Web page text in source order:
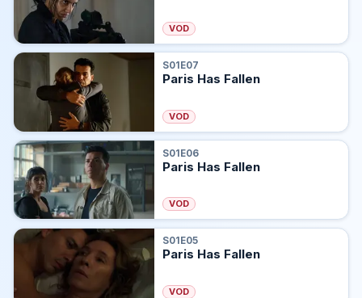
VOD
S01E07
Paris Has Fallen
VOD
S01E06
Paris Has Fallen
VOD
S01E05
Paris Has Fallen
VOD